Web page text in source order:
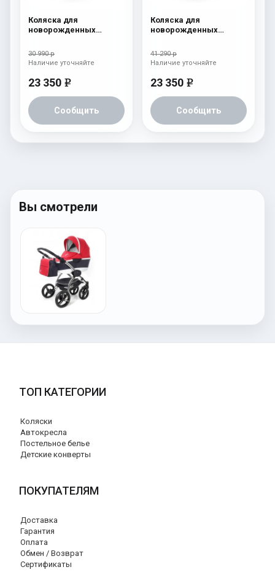
Коляска для
новорожденных
Black) Red Lux
30 990 р
23 350 e
Сообщить
Наличие уточняйте
Коляска для
новорожденных
Black) Chek
41 290 р
23 350 e
Сообщить
Наличие уточняйте
Вы смотрели
ТОП КАТЕГОРИИ
Коляски
Автокресла
Постельное белье
Детские конверты
ПОКУПАТЕЛЯМ
Доставка
Гарантия
Оплата
Обмен / Возврат
Сертификаты